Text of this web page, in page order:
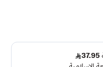
على الطراز الصيني